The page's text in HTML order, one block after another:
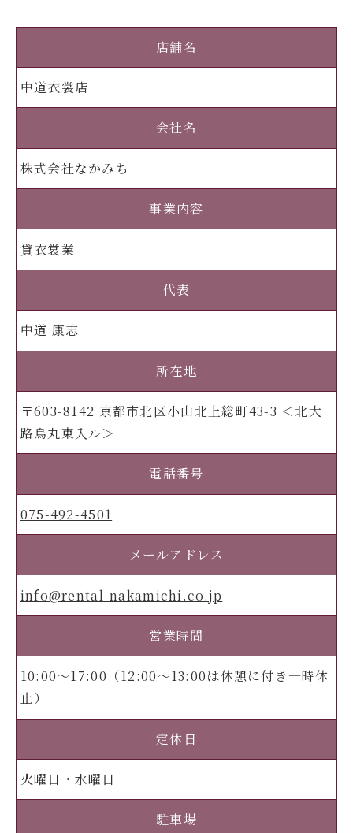
店舗名
中道衣裳店
会社名
株式会社なかみち
事業内容
貸衣裳業
代表
中道 康志
所在地
〒603-8142 京都市北区小山北上総町43-3 ＜北大
路烏丸東入ル＞
電話番号
075-492-4501
メールアドレス
info@rental-nakamichi.co.jp
営業時間
10:00～17:00（12:00～13:00は休憩に付き一時休
止）
定休日
火曜日・水曜日
駐車場